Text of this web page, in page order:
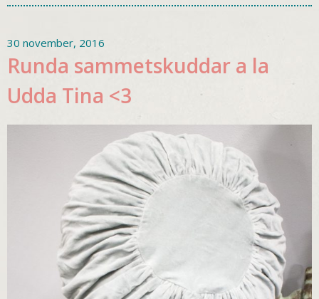
30 november, 2016
Runda sammetskuddar a la
Udda Tina <3